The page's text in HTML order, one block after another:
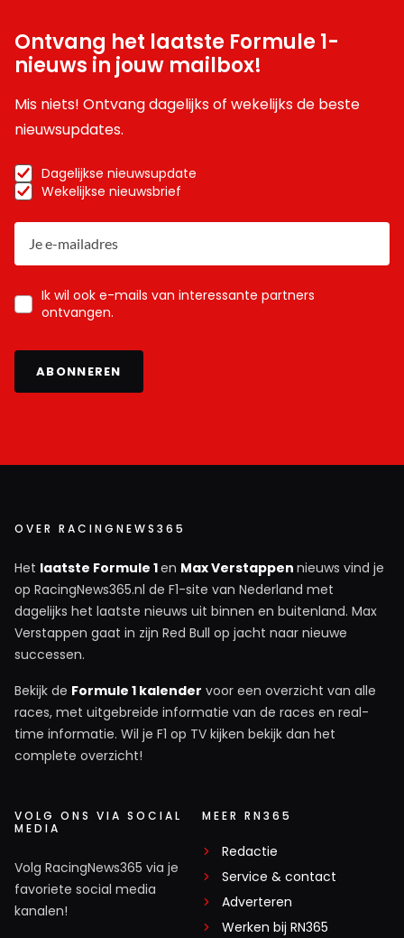
Ontvang het laatste Formule 1-
nieuws in jouw mailbox!
Mis niets! Ontvang dagelijks of wekelijks de beste
nieuwsupdates.
Dagelijkse nieuwsupdate
Wekelijkse nieuwsbrief
Ik wil ook e-mails van interessante partners
ontvangen.
ABONNEREN
OVER RACINGNEWS365
Het laatste Formule 1en Max Verstappen nieuws vind je
op RacingNews365.nl de F1-site van Nederland met
dagelijks het laatste nieuws uit binnen en buitenland. Max
Verstappen gaat in zijn Red Bull op jacht naar nieuwe
successen.
Bekijk de Formule 1 kalender voor een overzicht van alle
races, met uitgebreide informatie van de races en real-
time informatie. Wil je F1 op TV kijken bekijk dan het
complete overzicht!
VOLG ONS VIA SOCIAL
MEDIA
Volg RacingNews365 via je
favoriete social media
kanalen!
MEER RN365
Redactie
Service & contact
Adverteren
Werken bij RN365